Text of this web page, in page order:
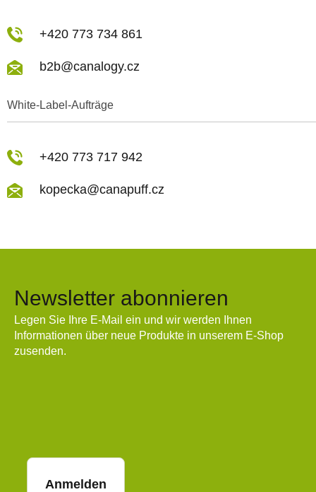
White-Label-Aufträge
+420 773 734 861
b2b@canalogy.cz
+420 773 717 942
kopecka@canapuff.cz
Newsletter abonnieren
Legen Sie Ihre E-Mail ein und wir werden Ihnen
Informationen über neue Produkte in unserem E-Shop
zusenden.
Anmelden